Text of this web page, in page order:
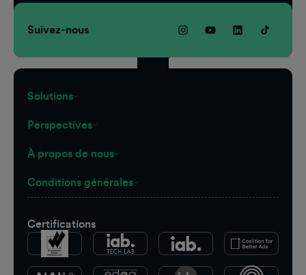
Suivez-nous
Solutions
Perspectives
À propos de nous
Conditions générales
Certifications